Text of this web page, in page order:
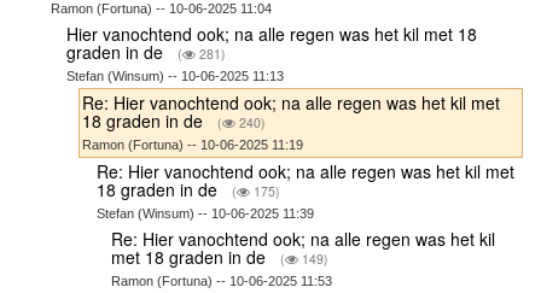
Ramon (Fortuna) -- 10-06-2025 11:04
Hier vanochtend ook; na alle regen was het kil met 18
graden in de ( 281)
Stefan (Winsum) -- 10-06-2025 11:13
Re: Hier vanochtend ook; na alle regen was het kil met
18 graden in de ( 240)
Ramon (Fortuna) -- 10-06-2025 11:19
Re: Hier vanochtend ook; na alle regen was het kil met
18 graden in de ( 175)
Stefan (Winsum) -- 10-06-2025 11:39
Re: Hier vanochtend ook; na alle regen was het kil
met 18 graden in de ( 149)
Ramon (Fortuna) -- 10-06-2025 11:53